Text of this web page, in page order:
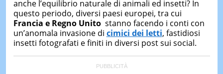
dello sviluppo di strategie marketing attraverso
canali digitali.
anche l’equilibrio naturale di animali ed insetti? In
questo periodo, diversi paesi europei, tra cui
Francia e Regno Unito stanno facendo i conti con
un’anomala invasione di cimici dei letti, fastidiosi
insetti fotografati e finiti in diversi post sui social.